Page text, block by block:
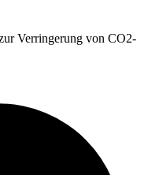
Verringerung von CO2-